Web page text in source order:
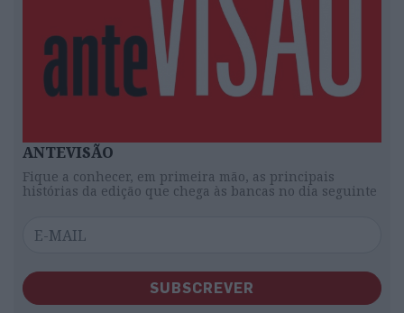
ANTEVISÃO
Fique a conhecer, em primeira mão, as principais
histórias da edição que chega às bancas no dia seguinte
SUBSCREVER